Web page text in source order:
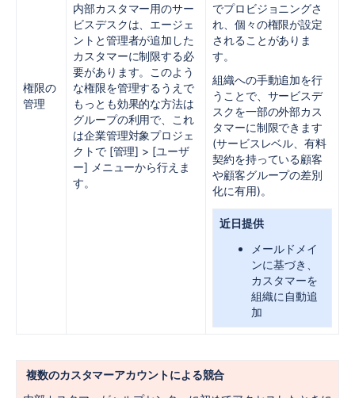
権限の
管理
内部カスタマー用のサー
ビスデスクは、エージェ
ントと管理者が追加した
カスタマーに制限する必
要があります。このよう
な権限を管理するうえで
もっとも効果的な方法は
グループの利用で、これ
は企業管理対象プロジェ
クトで [管理] > [ユーザ
ー] メニューから行えま
す。
でプロビジョニングさ
れ、個々の権限が設定
されることがありま
す。
組織への手動追加を行
うことで、サービスデ
スクを一部の外部カス
タマーに制限できます
(サービスレベル、有料
契約を持っている顧客
や顧客グループの差別
化に有用)。
近日提供
メールドメイ
ンに基づき、
カスタマーを
組織に自動追
加
複数のカスタマーアカウントによる競合